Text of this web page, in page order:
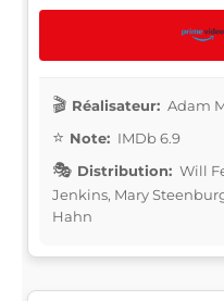
Réalisateur: Adam
Note: IMDb 6.9
Distribution: Will
Jenkins, Mary
Hahn